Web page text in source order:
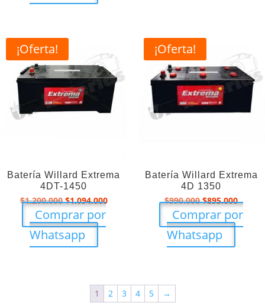
¡Oferta!
Batería Willard Extrema
4DT-1450
$1.200.000El
precio
original
era:
$1.200.000.
$1.094.000El
Comprar por
Whatsapp
¡Oferta!
Batería Willard Extrema
4D 1350
$990.000El
precio
original
era:
$990.000.
$895.000El
precio
actual
es:
Comprar por
Whatsapp
1 2 3 4 5 →